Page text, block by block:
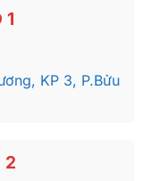
KP 3, P.Bửu
2